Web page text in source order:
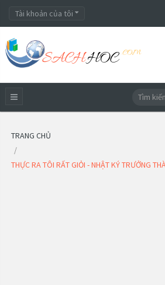
Tài khoản của tôi
TRANG CHỦ
THỰC RA TÔI RẤT GIỎI - NHẬT KÝ TRƯỞNG